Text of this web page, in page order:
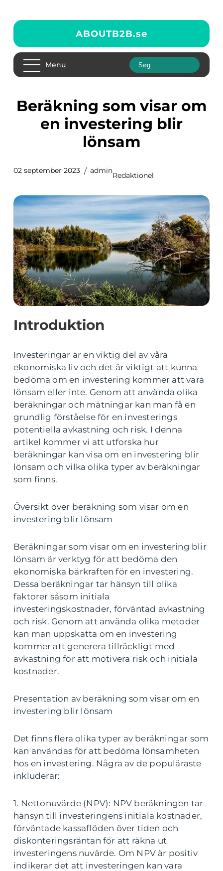
ABOUTB2B.se
Menu
Beräkning som visar om
en investering blir
lönsam
02 september 2023 admin
Redaktionel
Introduktion
Investeringar är en viktig del av våra
ekonomiska liv och det är viktigt att kunna
bedöma om en investering kommer att vara
lönsam eller inte. Genom att använda olika
beräkningar och mätningar kan man få en
grundlig förståelse för en investerings
potentiella avkastning och risk. I denna
artikel kommer vi att utforska hur
beräkningar kan visa om en investering blir
lönsam och vilka olika typer av beräkningar
som finns.
Översikt över beräkning som visar om en
investering blir lönsam
Beräkningar som visar om en investering blir
lönsam är verktyg för att bedöma den
ekonomiska bärkraften för en investering.
Dessa beräkningar tar hänsyn till olika
faktorer såsom initiala
investeringskostnader, förväntad avkastning
och risk. Genom att använda olika metoder
kan man uppskatta om en investering
kommer att generera tillräckligt med
avkastning för att motivera risk och initiala
kostnader.
Presentation av beräkning som visar om en
investering blir lönsam
Det finns flera olika typer av beräkningar som
kan användas för att bedöma lönsamheten
hos en investering. Några av de populäraste
inkluderar:
1. Nettonuvärde (NPV): NPV beräkningen tar
hänsyn till investeringens initiala kostnader,
förväntade kassaflöden över tiden och
diskonteringsräntan för att räkna ut
investeringens nuvärde. Om NPV är positiv
indikerar det att investeringen kan vara